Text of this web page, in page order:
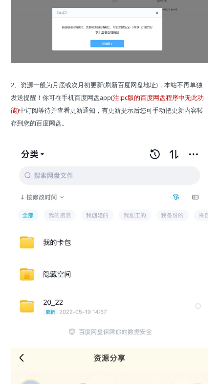
2、资源一般为月底或次月初更新(刷新百度网盘地址)，本站不再单独
发送提醒！你可在手机百度网盘app(注:pc版的百度网盘程序中无此功
能)中订阅等待并查看更新通知，有更新提示后您可手动把更新内容转
存到您的百度网盘。